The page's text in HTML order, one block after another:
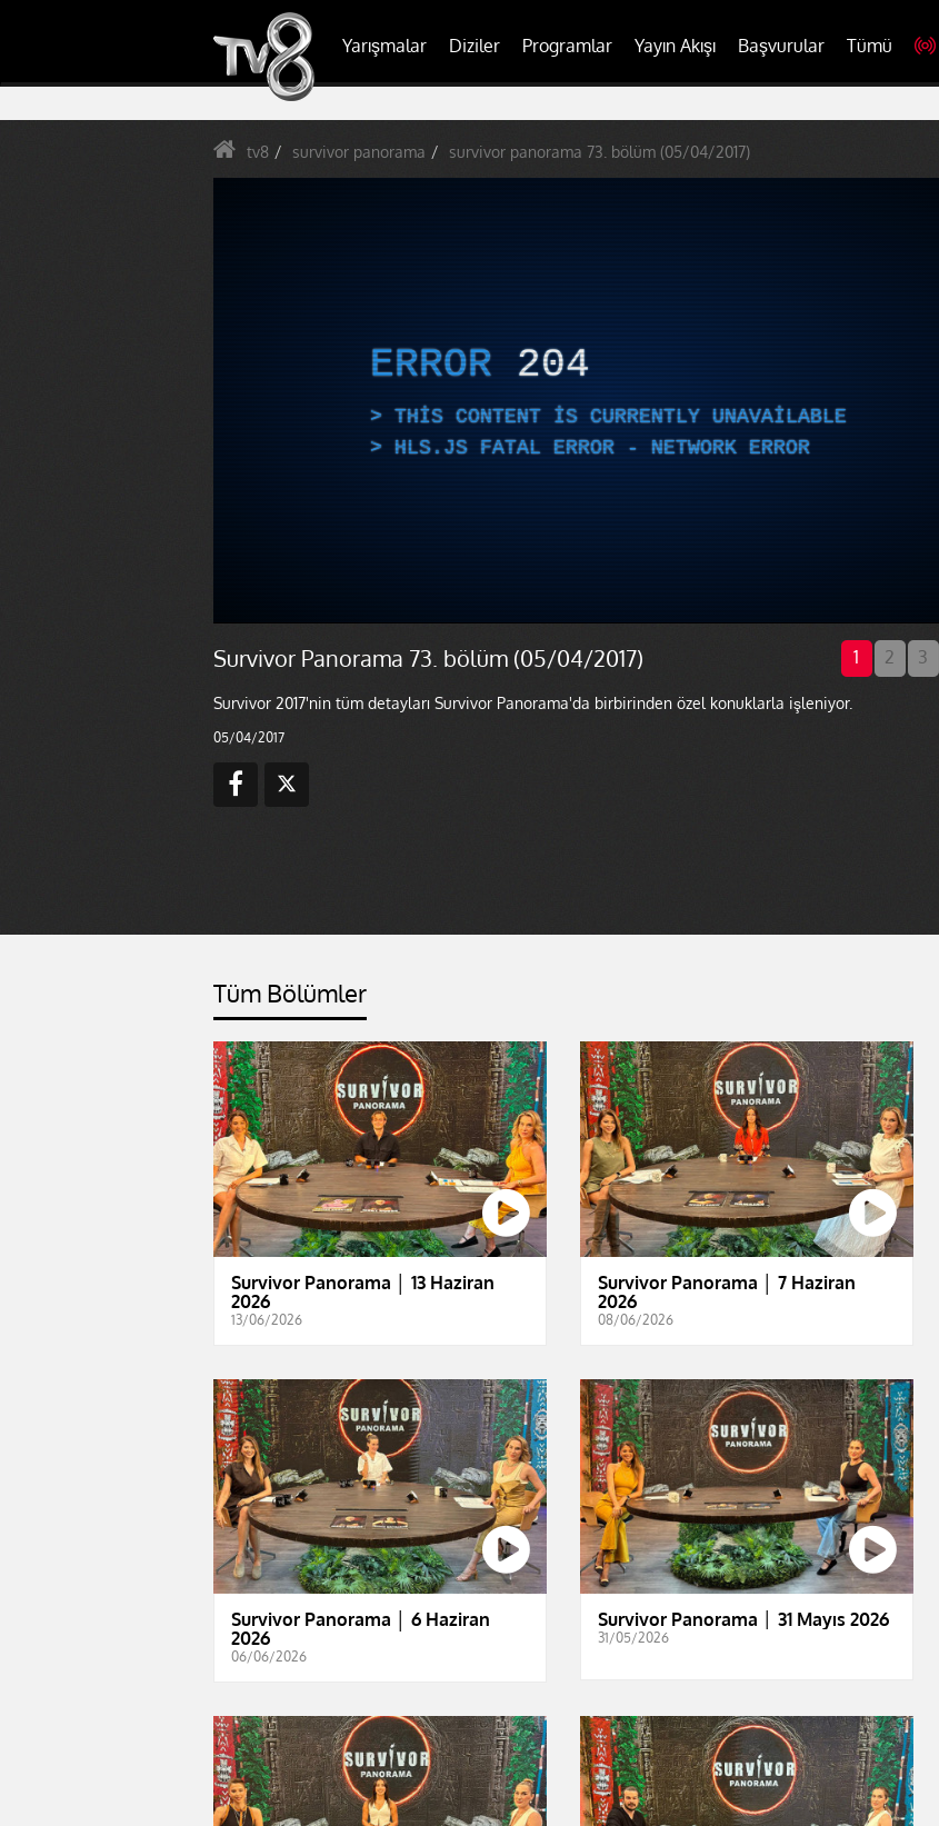
Yarışmalar Diziler Programlar Yayın Akışı Başvurular Tümü
tv8 survivor panorama survivor panorama 73. bölüm (05/04/2017)
ERROR 204
THIS CONTENT IS CURRENTLY UNAVAILABLE
HLS.JS FATAL ERROR - NETWORK ERROR
Survivor Panorama 73. bölüm (05/04/2017) 1 2 3
Survivor 2017'nin tüm detayları Survivor Panorama'da birbirinden özel konuklarla işleniyor.
05/04/2017
Tüm Bölümler
Survivor Panorama │ 13 Haziran
2026
13/06/2026
Survivor Panorama │ 7 Haziran
2026
08/06/2026
Survivor Panorama │ 6 Haziran
2026
06/06/2026
Survivor Panorama │ 31 Mayıs 2026
31/05/2026